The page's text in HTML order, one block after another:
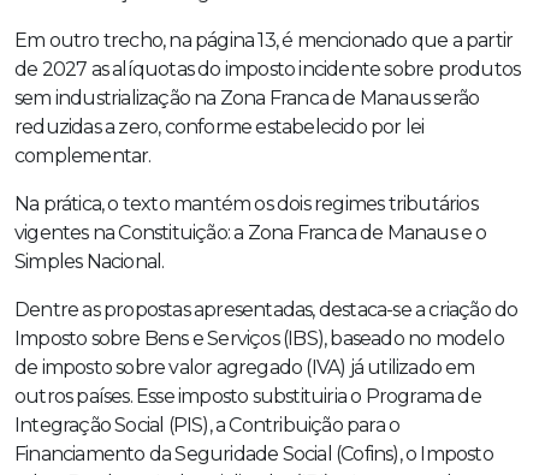
Em outro trecho, na página 13, é mencionado que a partir
de 2027 as alíquotas do imposto incidente sobre produtos
sem industrialização na Zona Franca de Manaus serão
reduzidas a zero, conforme estabelecido por lei
complementar.
Na prática, o texto mantém os dois regimes tributários
vigentes na Constituição: a Zona Franca de Manaus e o
Simples Nacional.
Dentre as propostas apresentadas, destaca-se a criação do
Imposto sobre Bens e Serviços (IBS), baseado no modelo
de imposto sobre valor agregado (IVA) já utilizado em
outros países. Esse imposto substituiria o Programa de
Integração Social (PIS), a Contribuição para o
Financiamento da Seguridade Social (Cofins), o Imposto